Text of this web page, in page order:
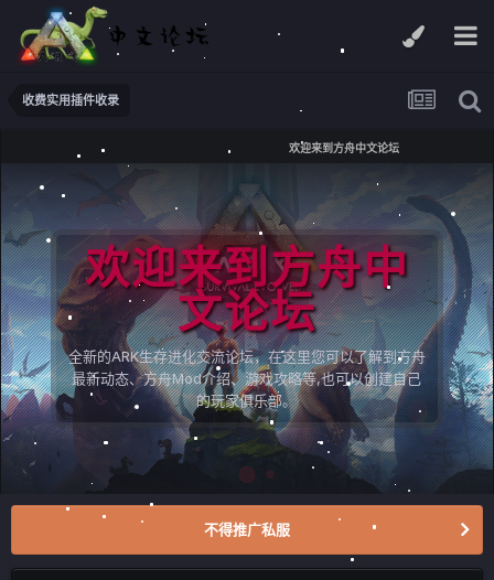
收费实用插件收录
欢迎来到方舟中文论坛
欢迎来到方舟中
文论坛
全新的ARK生存进化交流论坛，在这里您可以了解到方舟
最新动态、方舟Mod介绍、游戏攻略等,也可以创建自己
的玩家俱乐部。
不得推广私服